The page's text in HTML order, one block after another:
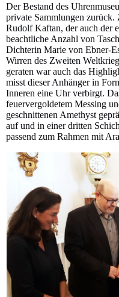
Der Bestand des
private Sammlungen zurück.
Rudolf Kaftan, der auch der
beachtliche Anzahl von
Dichterin Marie von Ebner-
Wirren des Zweiten
geraten war auch das
misst dieser Anhänger in
Inneren eine Uhr verbirgt.
feuervergoldetem Messing
geschnittenen Amethyst
auf und in einer dritten
passend zum Rahmen mit